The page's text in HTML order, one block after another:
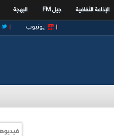
الإذاعة الثقافية جيل FM البهجة
يوتيوب